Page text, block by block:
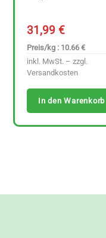
31,99€
Preis/kg : 10.66 €
inkl. MwSt. – zzgl.
Versandkosten
In den Warenkorb